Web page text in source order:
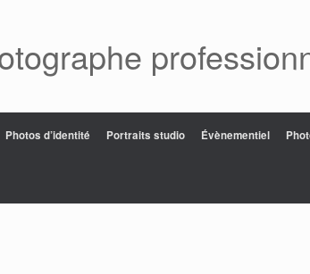
Photos d’identité Portraits studio Évènementiel